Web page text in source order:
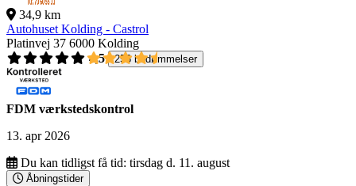
34,9 km
Autohuset Kolding - Castrol
Platinvej 37 6000 Kolding
4,5
256 bedømmelser
FDM værkstedskontrol
13. apr 2026
Du kan tidligst få tid: tirsdag d. 11. august
Åbningstider